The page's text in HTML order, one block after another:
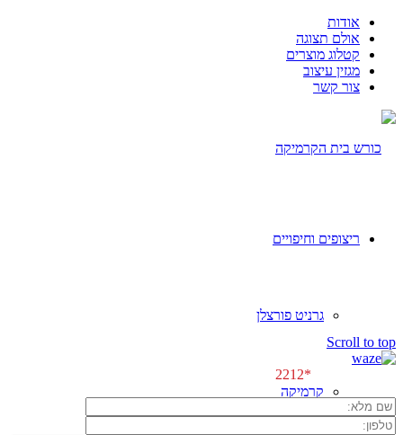
אודות
אולם תצוגה
קטלוג מוצרים
מגזין עיצוב
צור קשר
ריצופים וחיפויים
גרניט פורצלן
קרמיקה
"]
[class^="wpforms-
Scroll to top
*2212